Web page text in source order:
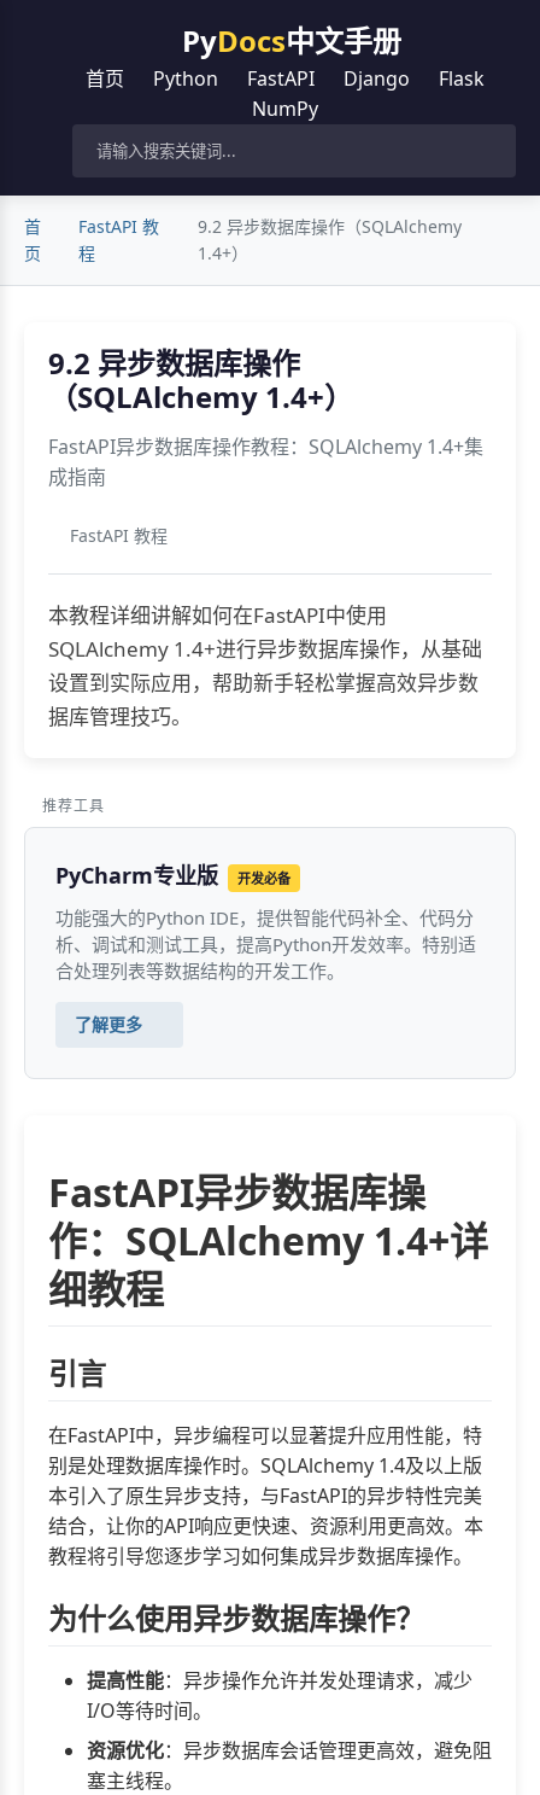
PyDocs中文手册
首页 Python FastAPI Django
Flask
NumPy
首
页
FastAPI 教
程
9.2 异步数据库操作（SQLAlchemy
1.4+）
9.2 异步数据库操作
（SQLAlchemy 1.4+）
FastAPI异步数据库操作教程：SQLAlchemy 1.4+集
成指南
FastAPI 教程
本教程详细讲解如何在FastAPI中使用
SQLAlchemy 1.4+进行异步数据库操作，从基础
设置到实际应用，帮助新手轻松掌握高效异步数
据库管理技巧。
推荐工具
PyCharm专业版 开发必备
功能强大的Python IDE，提供智能代码补全、代码分
析、调试和测试工具，提高Python开发效率。特别适
合处理列表等数据结构的开发工作。
了解更多
FastAPI异步数据库操
作：SQLAlchemy 1.4+详
细教程
引言
在FastAPI中，异步编程可以显著提升应用性能，特
别是处理数据库操作时。SQLAlchemy 1.4及以上版
本引入了原生异步支持，与FastAPI的异步特性完美
结合，让你的API响应更快速、资源利用更高效。本
教程将引导您逐步学习如何集成异步数据库操作。
为什么使用异步数据库操作？
提高性能：异步操作允许并发处理请求，减少
I/O等待时间。
资源优化：异步数据库会话管理更高效，避免阻
塞主线程。